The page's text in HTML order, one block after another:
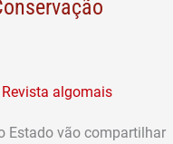
Revista algomais
Estado vão compartilhar